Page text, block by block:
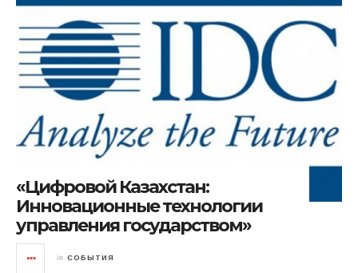
«Цифровой Казахстан:
Инновационные технологии
управления государством»
in СОБЫТИЯ